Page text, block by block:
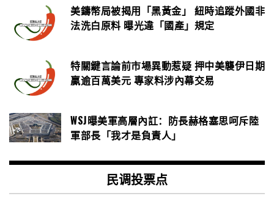
美鑄幣局被揭用「黑黃金」 紐時追蹤外國非
法洗白原料 曝光違「國產」規定
特關鍵言論前市場異動惹疑 押中美襲伊日期
贏逾百萬美元 專家料涉內幕交易
WSJ曝美軍高層內訌：防長赫格塞思呵斥陸
軍部長「我才是負責人」
民调投票点